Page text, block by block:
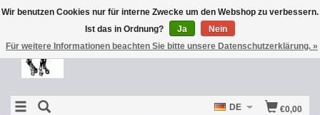
€0,00
DE
Wir benutzen Cookies nur für interne Zwecke um den Webshop zu verbessern.
Ist das in Ordnung?
Ja
Nein
Für weitere Informationen beachten Sie bitte unsere Datenschutzerklärung. »